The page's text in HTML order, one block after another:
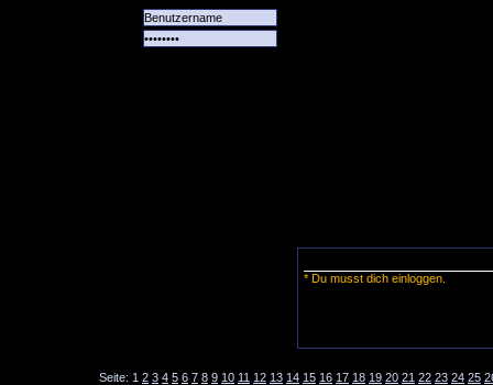
* Du musst dich einloggen.
Seite: 1 2 3 4 5 6 7 8 9 10 11 12 13 14 15 16 17 18 19 20 21 22 23 24 25